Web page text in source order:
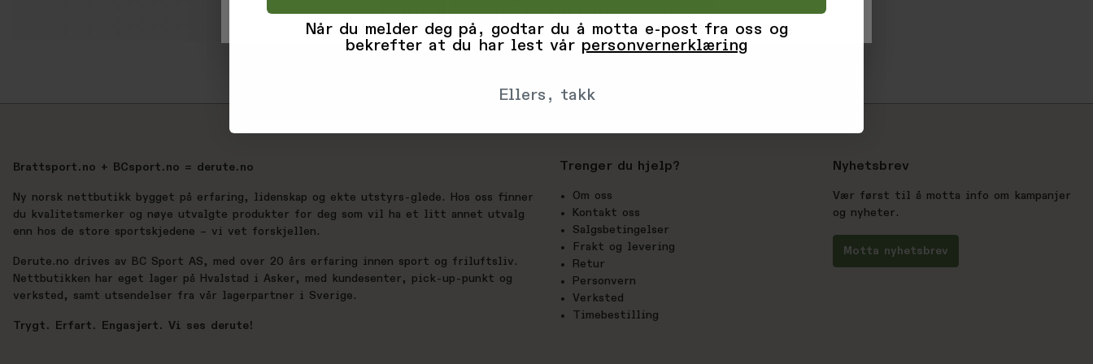
Brattsport.no + BCsport.no = derute.no
Ny norsk nettbutikk bygget på erfaring, lidenskap og ekte utstyrs-glede. Hos oss finner
du kvalitetsmerker og nøye utvalgte produkter for deg som vil ha et litt annet utvalg
enn hos de store sportskjedene – vi vet forskjellen.
Derute.no drives av BC Sport AS, med over 20 års erfaring innen sport og friluftsliv.
Nettbutikken har eget lager på Hvalstad i Asker, med kundesenter, pick-up-punkt og
verksted, samt utsendelser fra vår lagerpartner i Sverige.
Trygt. Erfart. Engasjert. Vi ses derute!
Trenger du hjelp?
Om oss
Kontakt oss
Salgsbetingelser
Frakt og levering
Retur
Personvern
Verksted
Timebestilling
Nyhetsbrev
Vær først til å motta info om kampanjer
og nyheter.
Motta nyhetsbrev
Når du melder deg på, godtar du å motta e-post fra oss og
bekrefter at du har lest vår personvernerklæring
Ellers, takk